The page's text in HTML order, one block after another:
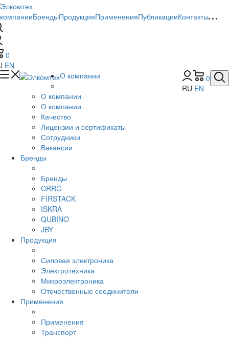
БрендыПродукцияПримененияПубликацииКонтакты
0
EN
0
RU EN
О компании
О компании
О компании
Качество
Лицензии и сертификаты
Сотрудники
Вакансии
Бренды
Бренды
CRRC
FIRSTACK
ISKRA
QUBINO
JBY
Продукция
Силовая электроника
Электротехника
Микроэлектроника
Отечественные соединители
Применения
Применения
Транспорт